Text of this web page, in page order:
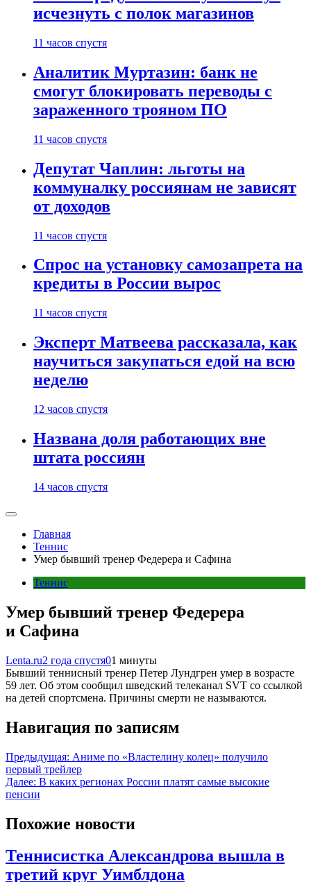
исчезнуть с полок магазинов
11 часов спустя
Аналитик Муртазин: банк не
смогут блокировать переводы с
зараженного трояном ПО
11 часов спустя
Депутат Чаплин: льготы на
коммуналку россиянам не зависят
от доходов
11 часов спустя
Спрос на установку самозапрета на
кредиты в России вырос
11 часов спустя
Эксперт Матвеева рассказала, как
научиться закупаться едой на всю
неделю
12 часов спустя
Названа доля работающих вне
штата россиян
14 часов спустя
Главная
Теннис
Умер бывший тренер Федерера и Сафина
Теннис
Умер бывший тренер Федерера
и Сафина
Lenta.ru2 года спустя01 минуты
Бывший теннисный тренер Петер Лундгрен умер в возрасте
59 лет. Об этом сообщил шведский телеканал SVT со ссылкой
на детей спортсмена. Причины смерти не называются.
Навигация по записям
Предыдущая: Аниме по «Властелину колец» получило
первый трейлер
Далее: В каких регионах России платят самые высокие
пенсии
Похожие новости
Теннисистка Александрова вышла в
третий круг Уимблдона